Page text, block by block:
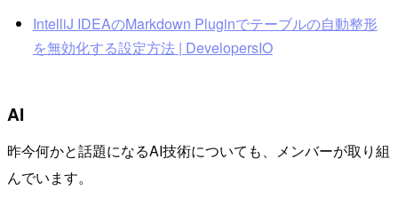
IntelliJ IDEAのMarkdown Pluginでテーブルの自動整形
を無効化する設定方法 | DevelopersIO
AI
昨今何かと話題になるAI技術についても、メンバーが取り組
んでいます。